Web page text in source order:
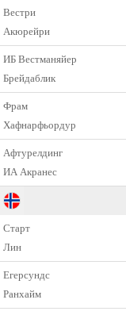
Вестри
Акюрейри
ИБ Вестманяйер
Брейдаблик
Фрам
Хафнарфьордур
Афтурелдинг
ИА Акранес
Старт
Лин
Егерсундс
Ранхайм